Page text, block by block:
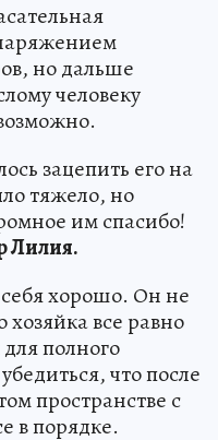
но дальше
человеку
зацепить его на
тяжело, но
им спасибо!
Лилия.
хорошо. Он не
все равно
полного
что после
пространстве с
в порядке.